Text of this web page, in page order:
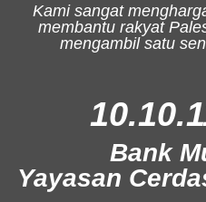
Kami sangat
membantu rakyat
mengambil satu
Bank
Yayasan